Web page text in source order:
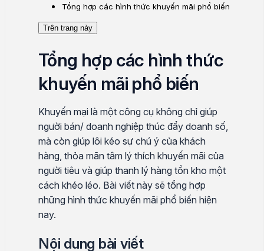
Tổng hợp các hình thức khuyến mãi phổ biến
Trên trang này
Tổng hợp các hình thức
khuyến mãi phổ biến
Khuyến mại là một công cụ không chỉ giúp
người bán/ doanh nghiệp thúc đẩy doanh số,
mà còn giúp lôi kéo sự chú ý của khách
hàng, thỏa mãn tâm lý thích khuyến mãi của
người tiêu và giúp thanh lý hàng tồn kho một
cách khéo léo. Bài viết này sẽ tổng hợp
những hình thức khuyến mãi phổ biến hiện
nay.
Nội dung bài viết